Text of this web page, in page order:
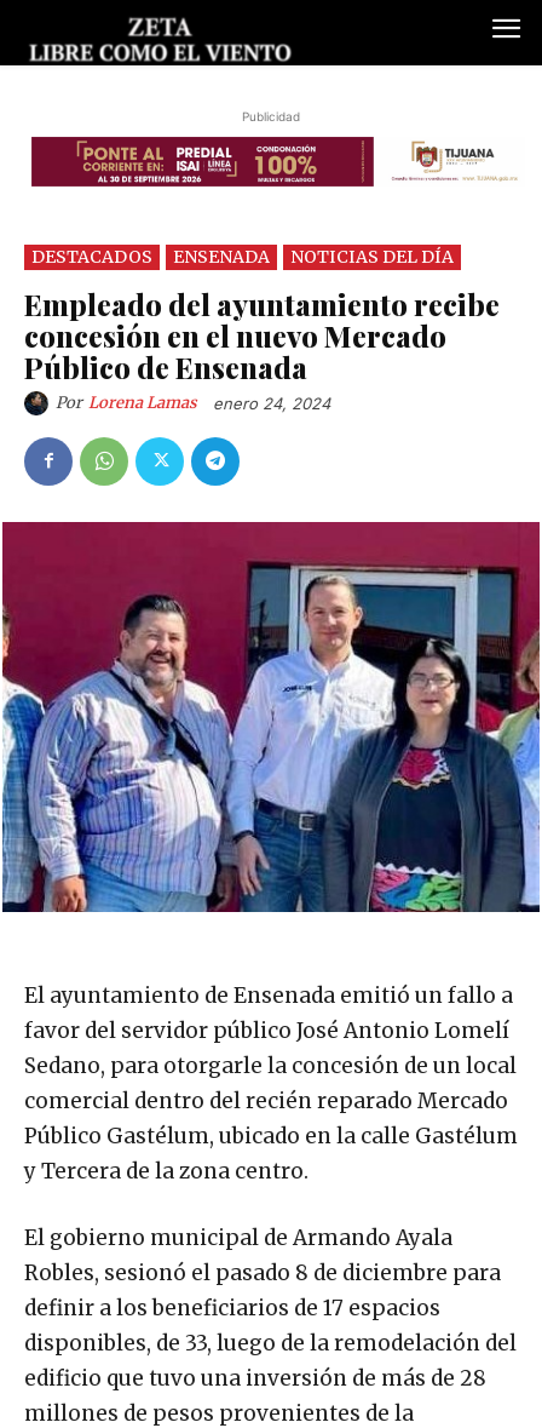
Publicidad
DESTACADOS ENSENADA NOTICIAS DEL DÍA
Empleado del ayuntamiento recibe
concesión en el nuevo Mercado
Público de Ensenada
Por Lorena Lamas enero 24, 2024
El ayuntamiento de Ensenada emitió un fallo a
favor del servidor público José Antonio Lomelí
Sedano, para otorgarle la concesión de un local
comercial dentro del recién reparado Mercado
Público Gastélum, ubicado en la calle Gastélum
y Tercera de la zona centro.
El gobierno municipal de Armando Ayala
Robles, sesionó el pasado 8 de diciembre para
definir a los beneficiarios de 17 espacios
disponibles, de 33, luego de la remodelación del
edificio que tuvo una inversión de más de 28